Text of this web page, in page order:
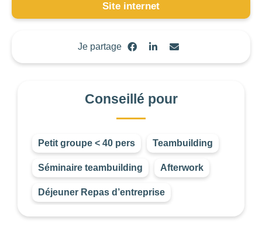
Site internet
Je partage
Conseillé pour
Petit groupe < 40 pers Teambuilding
Séminaire teambuilding Afterwork
Déjeuner Repas d’entreprise
CONSEILLÉ POUR
Les
filtres.
BUDGET PAR
PERSONNE